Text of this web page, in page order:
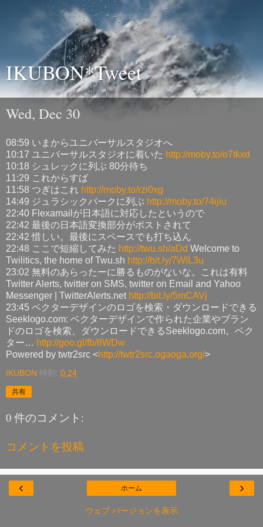
IKUBON*Tweet
Wed, Dec 30
08:59 いまからユニバーサルスタジオへ
10:17 ユニバーサルスタジオに着いた http://moby.to/o7tkxd
10:18 シュレックに列ぶ 80分待ち
11:29 これからすば
11:58 つぎはこれ http://moby.to/rzi0xg
14:49 ジュラシックパークに列ぶ http://moby.to/74ijiu
22:40 Flexamailが日本語に対応したというので
22:42 最後の日本語変換部分がポストされて
22:42 惜しい。最後にスペースでも打ち込ん
22:48 ここで短縮してみた http://twu.sh/aDd Welcome to
Twilitics, the home of Twu.sh http://bit.ly/7WIL3u
23:02 無料のあらったーに勝るものがないな。これは有料
Twitter Alerts, twitter on SMS, twitter on Email and Yahoo
Messenger | TwitterAlerts.net http://bit.ly/5mCAVj
23:45 ベクターデザインのロゴを検索・ダウンロードできる
Seeklogo.com: ベクターデザインで作られた企業やブラン
ドのロゴを検索、ダウンロードできるSeeklogo.com。ベク
ター… http://goo.gl/fb/8WDw
Powered by twtr2src <http://twtr2src.ogaoga.org/>
IKUBON 時刻: 0:24
共有
0 件のコメント:
コメントを投稿
‹ ›
ホーム
ウェブ バージョンを表示